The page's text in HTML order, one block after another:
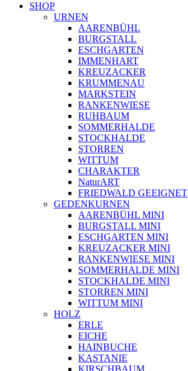
SHOP
URNEN
AARENBÜHL
BURGSTALL
ESCHGARTEN
IMMENHART
KREUZACKER
KRUMMENAU
MARKSTEIN
RANKENWIESE
RUHBAUM
SOMMERHALDE
STOCKHALDE
STORREN
WITTUM
CHARAKTER
NaturART
FRIEDWALD GEEIGNET
GEDENKURNEN
AARENBÜHL MINI
BURGSTALL MINI
ESCHGARTEN MINI
KREUZACKER MINI
RANKENWIESE MINI
SOMMERHALDE MINI
STOCKHALDE MINI
STORREN MINI
WITTUM MINI
HOLZ
ERLE
EICHE
HAINBUCHE
KASTANIE
KIRSCHBAUM